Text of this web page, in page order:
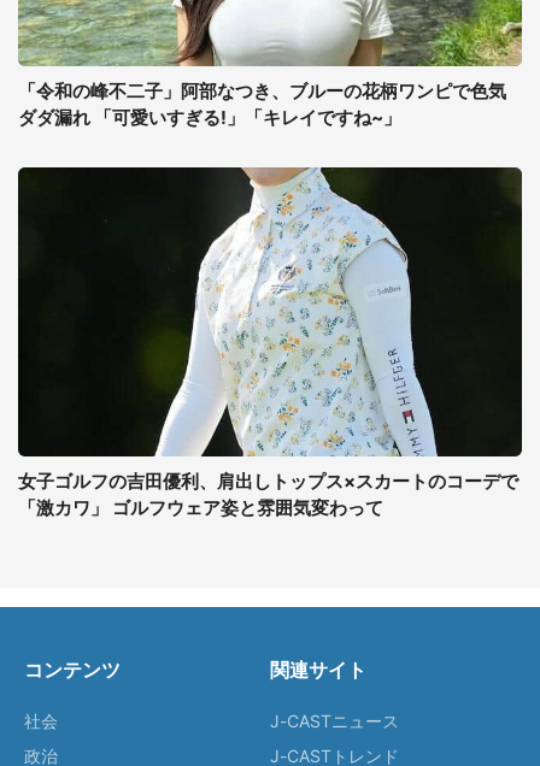
「令和の峰不二子」阿部なつき、ブルーの花柄ワンピで色気
ダダ漏れ 「可愛いすぎる!」「キレイですね~」
女子ゴルフの吉田優利、肩出しトップス×スカートのコーデで
「激カワ」 ゴルフウェア姿と雰囲気変わって
コンテンツ
社会
政治
関連サイト
J-CASTニュース
J-CASTトレンド